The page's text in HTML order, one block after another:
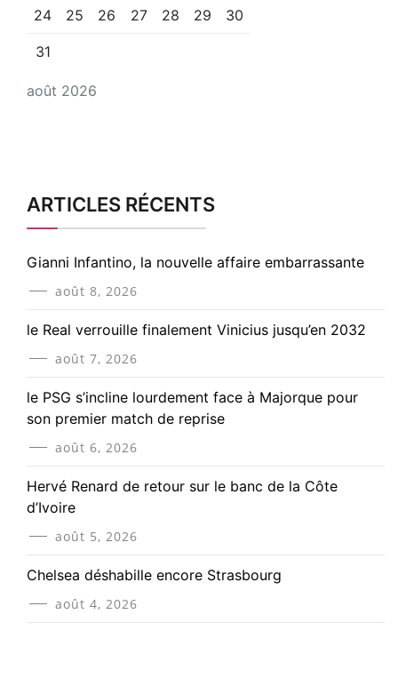
août 2026
24 25 26 27 28 29 30
31
ARTICLES RÉCENTS
Gianni Infantino, la nouvelle affaire embarrassante
août 8, 2026
le Real verrouille finalement Vinicius jusqu’en 2032
août 7, 2026
le PSG s’incline lourdement face à Majorque pour
son premier match de reprise
août 6, 2026
Hervé Renard de retour sur le banc de la Côte
d’Ivoire
août 5, 2026
Chelsea déshabille encore Strasbourg
août 4, 2026